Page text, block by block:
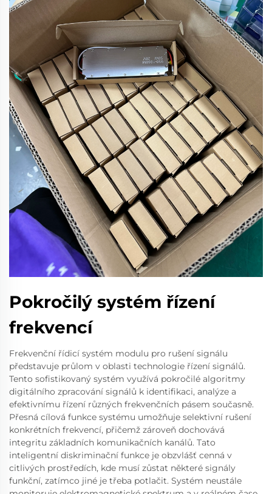
Pokročilý systém řízení
frekvencí
Frekvenční řídicí systém modulu pro rušení signálu
představuje průlom v oblasti technologie řízení signálů.
Tento sofistikovaný systém využívá pokročilé algoritmy
digitálního zpracování signálů k identifikaci, analýze a
efektivnímu řízení různých frekvenčních pásem současně.
Přesná cílová funkce systému umožňuje selektivní rušení
konkrétních frekvencí, přičemž zároveň dochovává
integritu základních komunikačních kanálů. Tato
inteligentní diskriminační funkce je obzvlášť cenná v
citlivých prostředích, kde musí zůstat některé signály
funkční, zatímco jiné je třeba potlačit. Systém neustále